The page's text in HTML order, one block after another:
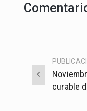
Post
curable